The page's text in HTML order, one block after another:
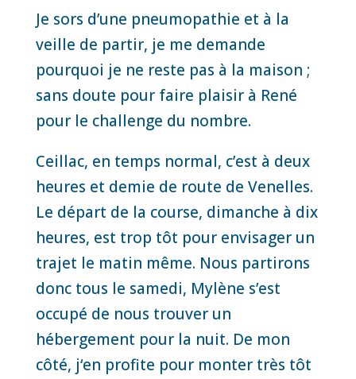
Je sors d’une pneumopathie et à la
veille de partir, je me demande
pourquoi je ne reste pas à la maison ;
sans doute pour faire plaisir à René
pour le challenge du nombre.
Ceillac, en temps normal, c’est à deux
heures et demie de route de Venelles.
Le départ de la course, dimanche à dix
heures, est trop tôt pour envisager un
trajet le matin même. Nous partirons
donc tous le samedi, Mylène s’est
occupé de nous trouver un
hébergement pour la nuit. De mon
côté, j‘en profite pour monter très tôt